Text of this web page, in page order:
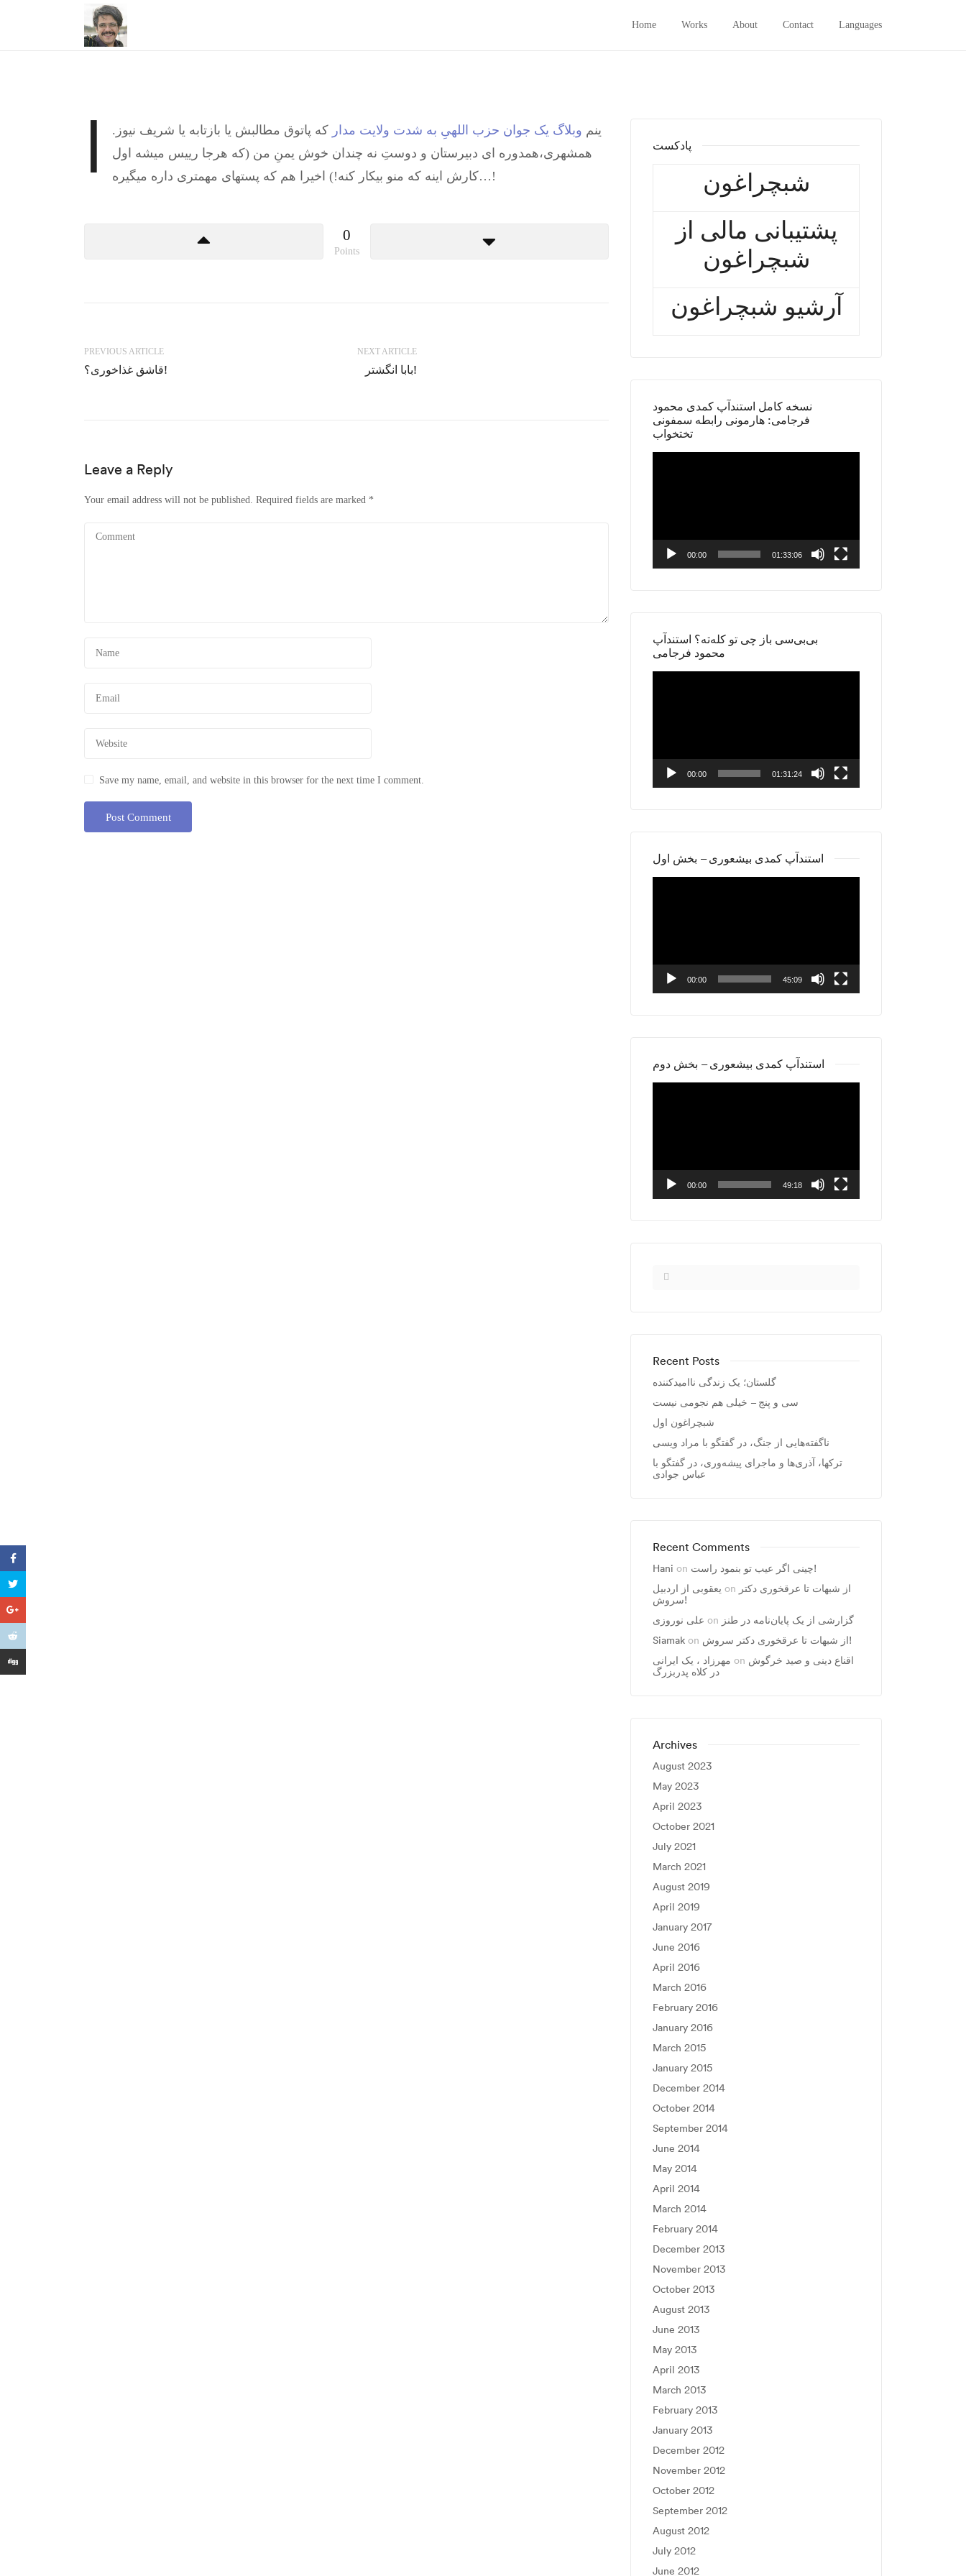
Home Works About Contact Languages
ینم وبلاگ یک جوان حزب اللهیِ به شدت ولایت مدارکه پاتوق مطالبش یا بازتابه یا شریف نیوز.
همشهری،همدوره ای دبیرستان و دوستِ نه چندان خوش یمنِ من (که هرجا رییس میشه اول
کارش اینه که منو بیکار کنه!) اخیرا هم که پستهای مهمتری داره میگیره…!
0
Points
PREVIOUS ARTICLE
قاشق غذاخوری؟!
NEXT ARTICLE
بابا انگشتر!
Leave a Reply
Your email address will not be published. Required fields are marked *
Save my name, email, and website in this browser for the next time I comment.
پادکست
شبچراغون
پشتیبانی مالی از
شبچراغون
آرشیو شبچراغون
نسخه کامل استندآپ کمدی محمود
فرجامی: هارمونی رابطه سمفونی
تختخواب
00:00 01:33:06
بی‌بی‌سی باز چی تو کله‌ته؟ استندآپ
محمود فرجامی
00:00 01:31:24
استندآپ کمدی بیشعوری – بخش اول
00:00 45:09
استندآپ کمدی بیشعوری – بخش دوم
00:00 49:18
Recent Posts
گلستان؛ یک زندگی ناامیدکننده
سی و پنج – خیلی هم نجومی نیست
شبچراغون اول
ناگفته‌هایی از جنگ، در گفتگو با مراد ویسی
ترکها، آذری‌ها و ماجرای پیشه‌وری، در گفتگو با
عباس جوادی
Recent Comments
Hani on
چینی اگر عیب تو بنمود راست!
یعقوبی از اردبیل on از شبهات تا عرقخوری دکتر
سروش!
علی نوروزی on گزارشی از یک پایان‌نامه در طنز
Siamak on
از شبهات تا عرقخوری دکتر سروش!
مهرزاد ، يک ايرانی on اقناع دینی و صید خرگوش
در کلاه پدربزرگ
Archives
August 2023
May 2023
April 2023
October 2021
July 2021
March 2021
August 2019
April 2019
January 2017
June 2016
April 2016
March 2016
February 2016
January 2016
March 2015
January 2015
December 2014
October 2014
September 2014
June 2014
May 2014
April 2014
March 2014
February 2014
December 2013
November 2013
October 2013
August 2013
June 2013
May 2013
April 2013
March 2013
February 2013
January 2013
December 2012
November 2012
October 2012
September 2012
August 2012
July 2012
June 2012